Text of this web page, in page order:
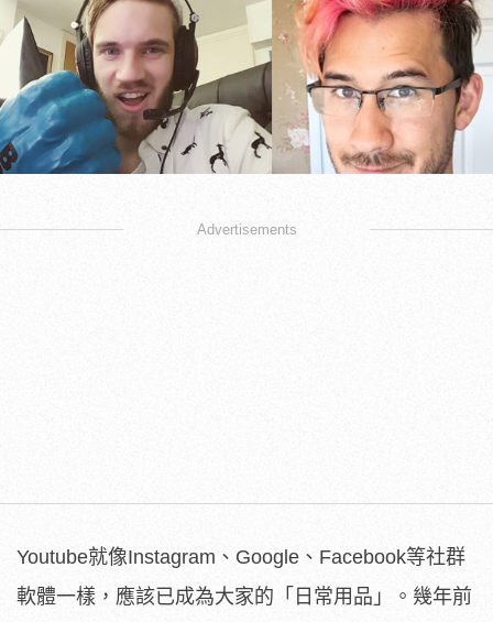
Advertisements
Youtube就像Instagram、Google、Facebook等社群
軟體一樣，應該已成為大家的「日常用品」。幾年前